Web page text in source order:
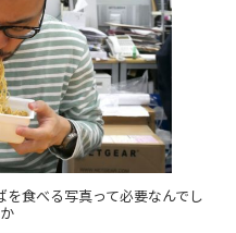
食べる写真って必要なんでし